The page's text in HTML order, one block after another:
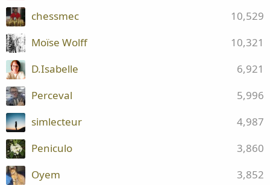
10,529
chessmec
10,321
Moïse Wolff
6,921
D.Isabelle
5,996
Perceval
4,987
simlecteur
3,860
Peniculo
3,852
Oyem